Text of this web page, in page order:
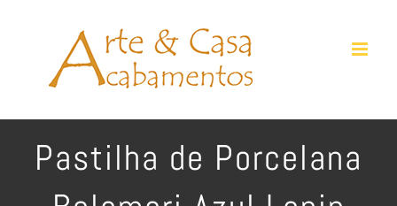
Pastilha de Porcelana